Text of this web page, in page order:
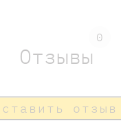
Отзывы
0
отзыв